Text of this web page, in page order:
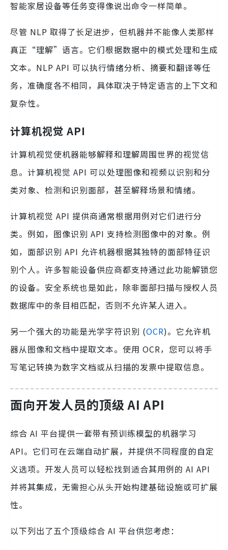
智能家居设备等任务变得像说出命令一样简单。
尽管 NLP 取得了长足进步，但机器并不能像人类那样
真正“理解”语言。它们根据数据中的模式处理和生成
文本。NLP API 可以执行情绪分析、摘要和翻译等任
务，准确度各不相同，具体取决于特定语言的上下文和
复杂性。
计算机视觉 API
计算机视觉使机器能够解释和理解周围世界的视觉信
息。计算机视觉 API 可以处理图像和视频以识别和分
类对象、检测和识别面部，甚至解释场景和情绪。
计算机视觉 API 提供商通常根据用例对它们进行分
类。例如，图像识别 API 支持检测图像中的对象。例
如，面部识别 API 允许机器根据其独特的面部特征识
别个人。许多智能设备供应商都支持通过此功能解锁您
的设备。安全系统也是如此，除非面部扫描与授权人员
数据库中的条目相匹配，否则不允许某人进入。
另一个强大的功能是光学字符识别 (OCR)。它允许机
器从图像和文档中提取文本。使用 OCR，您可以将手
写笔记转换为数字文档或从扫描的发票中提取信息。
面向开发人员的顶级 AI API
综合 AI 平台提供一套带有预训练模型的机器学习
API。它们可在云端自动扩展，并提供不同程度的自定
义选项。开发人员可以轻松找到适合其用例的 AI API
并将其集成，无需担心从头开始构建基础设施或可扩展
性。
以下列出了五个顶级综合 AI 平台供您考虑：